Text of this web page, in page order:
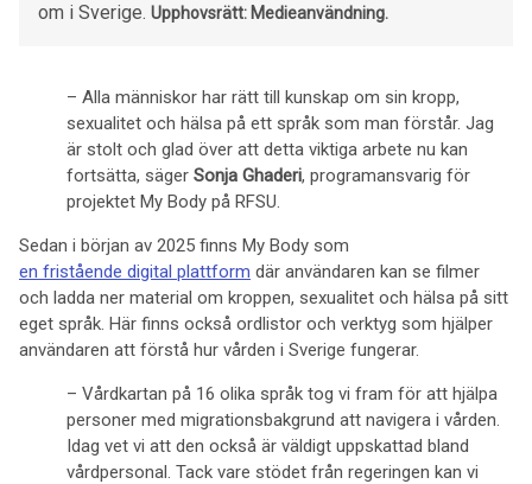
om i Sverige. Upphovsrätt: Medieanvändning.
– Alla människor har rätt till kunskap om sin kropp,
sexualitet och hälsa på ett språk som man förstår. Jag
är stolt och glad över att detta viktiga arbete nu kan
fortsätta, säger Sonja Ghaderi, programansvarig för
projektet My Body på RFSU.
Sedan i början av 2025 finns My Body som
en fristående digital plattform där användaren kan se filmer
och ladda ner material om kroppen, sexualitet och hälsa på sitt
eget språk. Här finns också ordlistor och verktyg som hjälper
användaren att förstå hur vården i Sverige fungerar.
– Vårdkartan på 16 olika språk tog vi fram för att hjälpa
personer med migrationsbakgrund att navigera i vården.
Idag vet vi att den också är väldigt uppskattad bland
vårdpersonal. Tack vare stödet från regeringen kan vi